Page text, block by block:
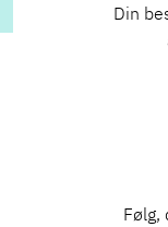
Din
Følg,